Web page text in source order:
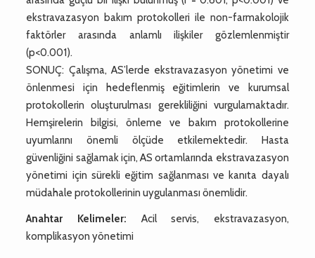
ekstravazasyon bakım protokolleri ile non-farmakolojik
faktörler arasında anlamlı ilişkiler gözlemlenmiştir
(p<0.001).
SONUÇ: Çalışma, AS’lerde ekstravazasyon yönetimi ve
önlenmesi için hedeflenmiş eğitimlerin ve kurumsal
protokollerin oluşturulması gerekliliğini vurgulamaktadır.
Hemşirelerin bilgisi, önleme ve bakım protokollerine
uyumlarını önemli ölçüde etkilemektedir. Hasta
güvenliğini sağlamak için, AS ortamlarında ekstravazasyon
yönetimi için sürekli eğitim sağlanması ve kanıta dayalı
müdahale protokollerinin uygulanması önemlidir.
Anahtar Kelimeler: Acil servis, ekstravazasyon,
komplikasyon yönetimi